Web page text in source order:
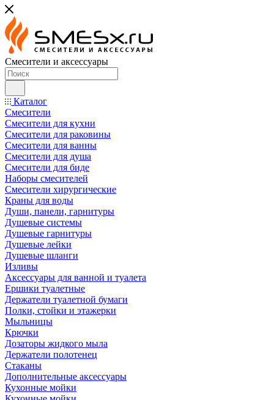
Смесители и аксессуары
Каталог
Смесители
Смесители для кухни
Смесители для раковины
Смесители для ванны
Смесители для душа
Смесители для биде
Наборы смесителей
Смесители хирургические
Краны для воды
Души, панели, гарнитуры
Душевые системы
Душевые гарнитуры
Душевые лейки
Душевые шланги
Изливы
Аксессуары для ванной и туалета
Ершики туалетные
Держатели туалетной бумаги
Полки, стойки и этажерки
Мыльницы
Крючки
Дозаторы жидкого мыла
Держатели полотенец
Стаканы
Дополнительные аксессуары
Кухонные мойки